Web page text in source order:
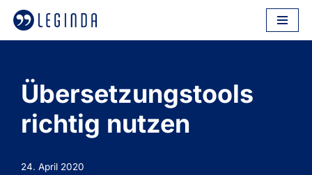
Zum
Übersetzungstools
richtig nutzen
24. April 2020